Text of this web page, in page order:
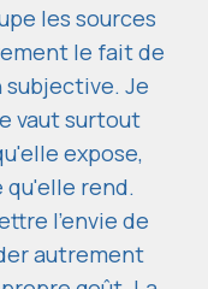
les sources
le fait de
Je
vaut surtout
expose,
qu'elle rend.
l'envie de
autrement